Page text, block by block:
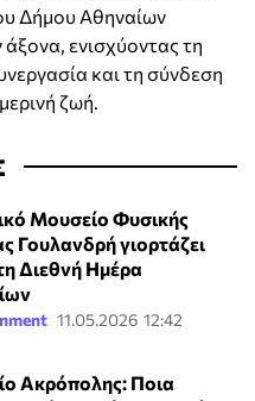
Δήμου Αθηναίων
άξονα, ενισχύοντας τη
και τη σύνδεση
ζωή.
Μουσείο Φυσικής
Γουλανδρή γιορτάζει
Διεθνή Ημέρα
11.05.2026 12:42
Ακρόπολης: Ποια